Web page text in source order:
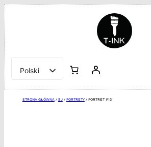
Przejdź
do
treści
Polski
English
STRONA GŁÓWNA / BJ/ PORTRETY/ PORTRET #13